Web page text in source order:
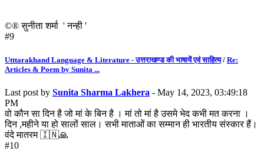
©® सुनीता शर्मा ' नन्ही '
#9
Utttarakhand Language & Literature - उत्तराखण्ड की भाषायें एवं साहित्य/ Re:
Articles & Poem by Sunita ...
Last post by Sunita Sharma Lakhera - May 14, 2023, 03:49:18
PM
वो कौन सा दिन है जो मां के बिन है । मां तो मां है उसमे भेद कभी मत करना ।
दिन ,महीने या हो सालों साल। सभी माताओं का सम्मान ही भारतीय संस्कार हैं।
वंदे मातरम 🇮🇳🙏
#10